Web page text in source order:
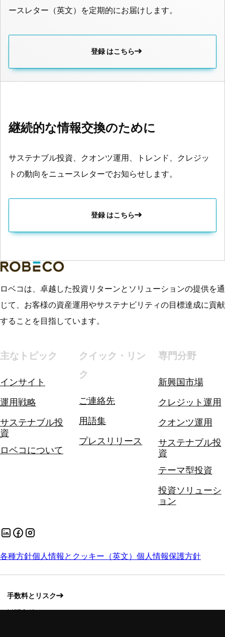
ースレター（英文）を定期的にお届けします。
登録 はこちら
継続的な情報交換のために
サステナブル投資、クオンツ運用、トレンド、クレジッ
トの動向をニュースレターでお知らせします。
登録 はこちら
ロベコは、卓越した投資リターンとソリューションの提供を通
じて、お客様の資産運用やサステナビリティの目標達成に貢献
することを目指しています。
主なトピック
インサイト
運用戦略
サステナブル投
資
ロベコについて
クイック・リン
ク
ご連絡先
用語集
プレスリリース
専門分野
新興国市場
クレジット運用
クオンツ運用
サステナブル投
資
テーマ型投資
投資ソリューシ
ョン
各種方針個人情報とクッキー（英文） 個人情報保護方針
手数料とリスク